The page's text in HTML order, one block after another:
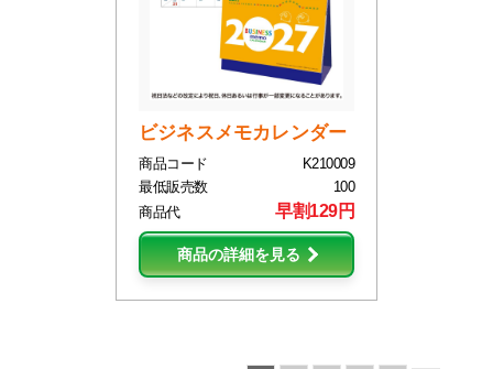
ビジネスメモカレンダー
商品コード
K210009
最低販売数
100
商品代
早割129円
商品の詳細を見る